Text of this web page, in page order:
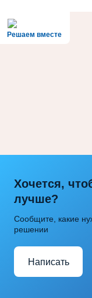
Решаем вместе
Хочется,
лучше?
Сообщите, какие
решении
Написать